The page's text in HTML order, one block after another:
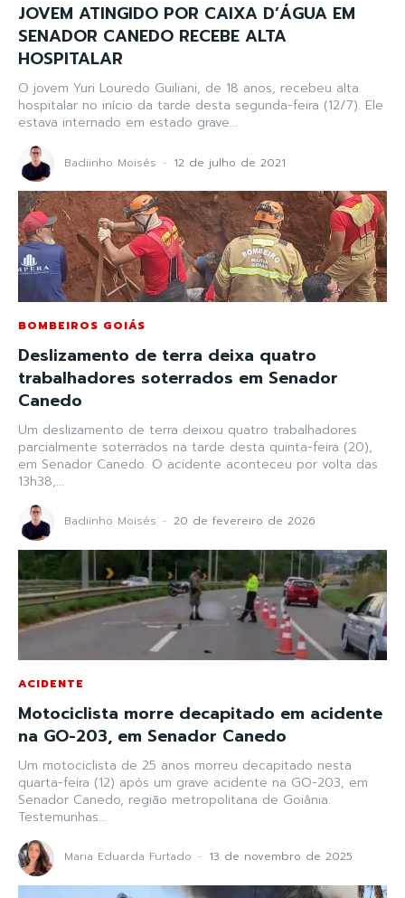
JOVEM ATINGIDO POR CAIXA D’ÁGUA EM
SENADOR CANEDO RECEBE ALTA
HOSPITALAR
O jovem Yuri Louredo Guiliani, de 18 anos, recebeu alta
hospitalar no início da tarde desta segunda-feira (12/7). Ele
estava internado em estado grave...
Badiinho Moisés - 12 de julho de 2021
BOMBEIROS GOIÁS
Deslizamento de terra deixa quatro
trabalhadores soterrados em Senador
Canedo
Um deslizamento de terra deixou quatro trabalhadores
parcialmente soterrados na tarde desta quinta-feira (20),
em Senador Canedo. O acidente aconteceu por volta das
13h38,...
Badiinho Moisés - 20 de fevereiro de 2026
ACIDENTE
Motociclista morre decapitado em acidente
na GO-203, em Senador Canedo
Um motociclista de 25 anos morreu decapitado nesta
quarta-feira (12) após um grave acidente na GO-203, em
Senador Canedo, região metropolitana de Goiânia.
Testemunhas...
Maria Eduarda Furtado - 13 de novembro de 2025